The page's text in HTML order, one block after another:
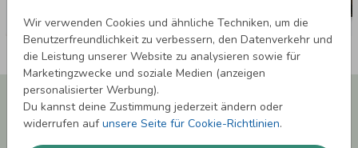
Wir verwenden Cookies und ähnliche Techniken, um die
Benutzerfreundlichkeit zu verbessern, den Datenverkehr und
die Leistung unserer Website zu analysieren sowie für
Marketingzwecke und soziale Medien (anzeigen
personalisierter Werbung).
Du kannst deine Zustimmung jederzeit ändern oder
widerrufen aufunsere Seite für Cookie-Richtlinien.
Newsletter abonnieren und 5,00 € Rabatt**
sichern!